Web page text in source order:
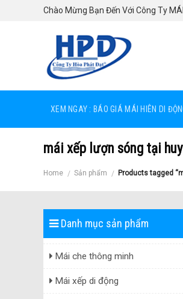
Chào Mừng Bạn Đến Với Công Ty
XEM NGAY : BÁO GIÁ MÁI HIÊN DI
mái xếp lượn sóng tại
Home / Sản phẩm / Products tagged
Danh mục sản phẩm
Mái che thông minh
Mái xếp di động